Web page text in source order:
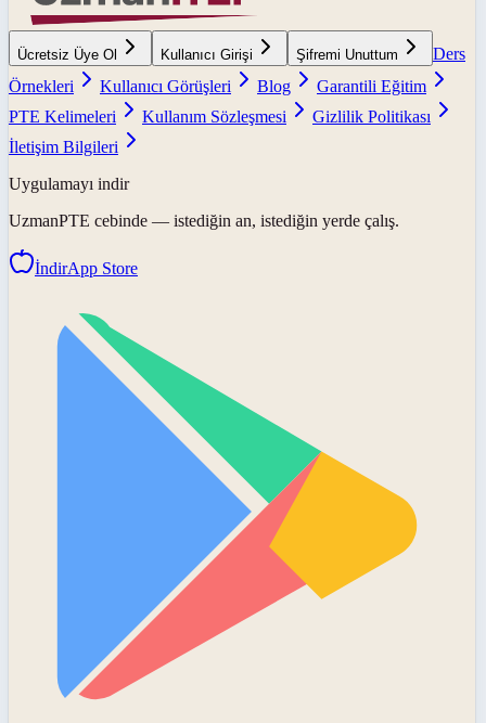
Ücretsiz Üye Ol Kullanıcı Girişi Şifremi Unuttum
Ders
Örnekleri
Kullanıcı Görüşleri Blog
Garantili Eğitim
PTE Kelimeleri
Kullanım Sözleşmesi
Gizlilik Politikası
İletişim Bilgileri
Uygulamayı indir
UzmanPTE cebinde — istediğin an, istediğin yerde çalış.
İndirApp Store